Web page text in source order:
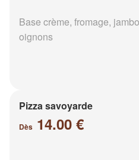
Base crème, fromage,
oignons
Pizza savoyarde
Dès 14.00 €